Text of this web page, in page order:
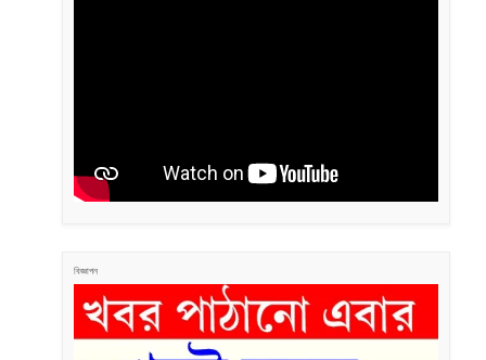
বিজ্ঞাপন